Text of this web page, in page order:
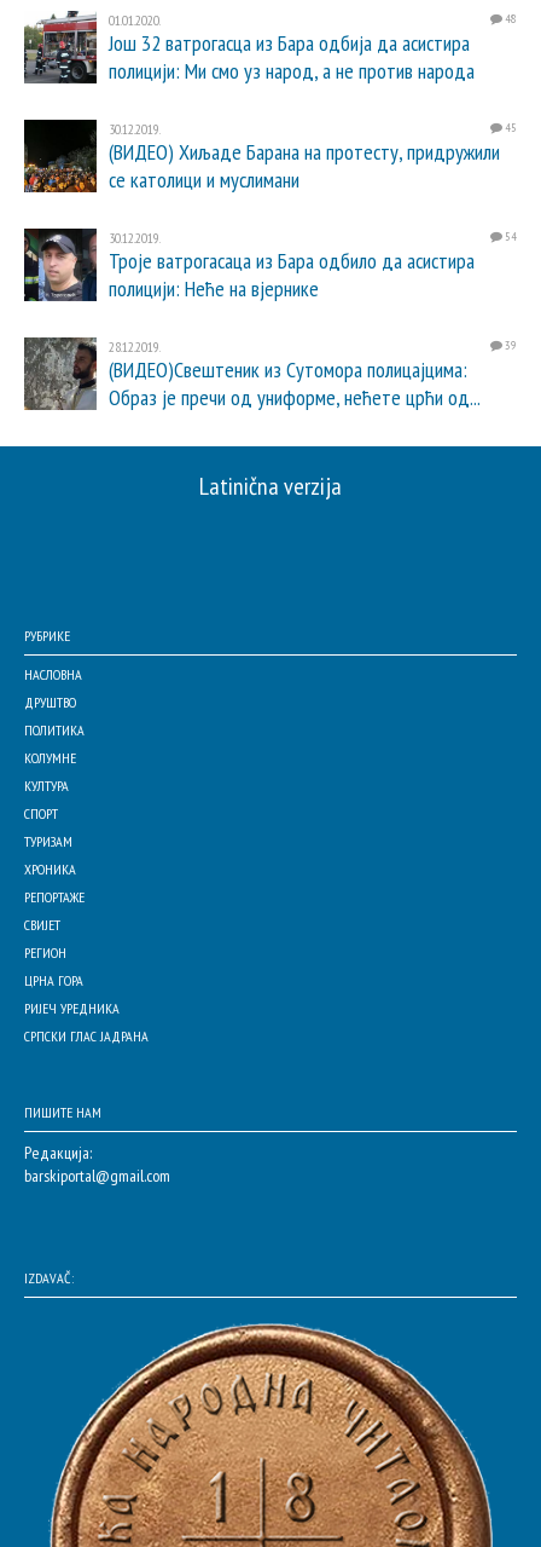
01.01.2020. 48
Још 32 ватрогасца из Бара одбија да асистира
полицији: Ми смо уз народ, а не против народа
30.12.2019. 45
(ВИДЕО) Хиљаде Барана на протесту, придружили
се католици и муслимани
30.12.2019. 54
Троје ватрогасаца из Бара одбило да асистира
полицији: Неће на вјернике
28.12.2019. 39
(ВИДЕО)Свештеник из Сутомора полицајцима:
Образ је пречи од униформе, нећете црћи од...
Latinična verzija
РУБРИКЕ
НАСЛОВНА
ДРУШТВО
ПОЛИТИКА
КОЛУМНЕ
КУЛТУРА
СПОРТ
ТУРИЗАМ
ХРОНИКА
РЕПОРТАЖЕ
СВИЈЕТ
РЕГИОН
ЦРНА ГОРА
РИЈЕЧ УРЕДНИКА
СРПСКИ ГЛАС ЈАДРАНА
ПИШИТЕ НАМ
Редакција:
barskiportal@gmail.com
IZDAVAČ: